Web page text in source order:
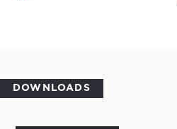
DOWNLOADS